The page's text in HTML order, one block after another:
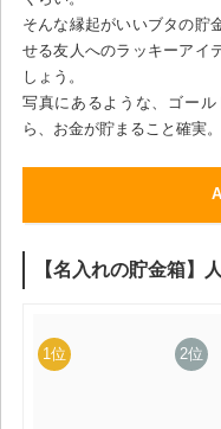
そんな縁起がいいブタの貯
せる友人へのラッキーアイ
しょう。
写真にあるような、ゴー
ら、お金が貯まること確実。